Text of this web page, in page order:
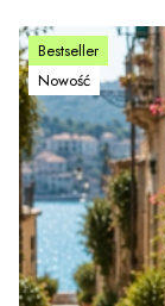
Bestseller
Nowość